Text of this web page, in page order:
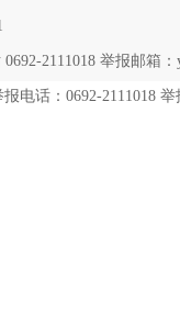
2111018 举报邮箱：
话：0692-2111018 举